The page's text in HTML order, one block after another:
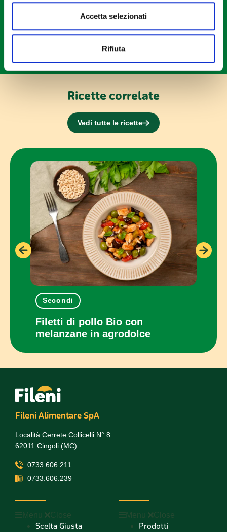
modificare o ritirare il tuo consenso in qualsiasi momento
dalla Dichiarazione sui cookie.
annunci, per fornire funzionalità dei social media e per
analizzare il nostro traffico. Condividiamo inoltre
nostri partner che si occupano di analisi dei dati web,
pubblicità e social media, i quali potrebbero combinarle
con altre informazioni che hai fornito loro o che hanno
raccolto dal tuo utilizzo dei loro servizi.
Accetta selezionati
Rifiuta
Ricette correlate
Vedi tutte le ricette
Secondi
Filetti di pollo Bio con
melanzane in agrodolce
Fileni Alimentare SpA
Località Cerrete Collicelli N° 8
62011 Cingoli (MC)
0733.606.211
0733.606.239
Menu Close
Scelta Giusta
Menu Close
Prodotti